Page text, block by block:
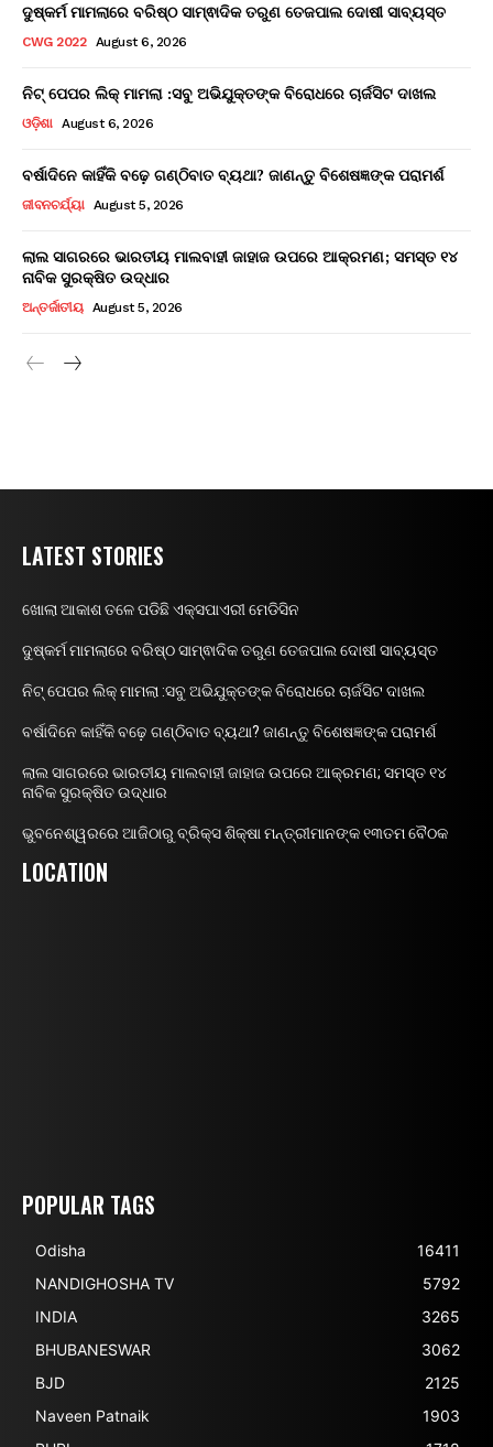
ଦୁଷ୍କର୍ମ ମାମଲାରେ ବରିଷ୍ଠ ସାମ୍ଵାଦିକ ତରୁଣ ତେଜପାଲ ଦୋଷୀ ସାବ୍ୟସ୍ତ
CWG 2022 August 6, 2026
ନିଟ୍ ପେପର ଲିକ୍ ମାମଲା :ସବୁ ଅଭିଯୁକ୍ତଙ୍କ ବିରୋଧରେ ଚାର୍ଜସିଟ ଦାଖଲ
ଓଡ଼ିଶା August 6, 2026
ବର୍ଷାଦିନେ କାହିଁକି ବଢ଼େ ଗଣ୍ଠିବାତ ବ୍ୟଥା? ଜାଣନ୍ତୁ ବିଶେଷଜ୍ଞଙ୍କ ପରାମର୍ଶ
ଜୀବନଚର୍ଯ୍ୟା August 5, 2026
ଲାଲ ସାଗରରେ ଭାରତୀୟ ମାଲବାହୀ ଜାହାଜ ଉପରେ ଆକ୍ରମଣ; ସମସ୍ତ ୧୪
ନାବିକ ସୁରକ୍ଷିତ ଉଦ୍ଧାର
ଅନ୍ତର୍ଜାତୀୟ August 5, 2026
LATEST STORIES
ଖୋଲା ଆକାଶ ତଳେ ପଡିଛି ଏକ୍ସପାଏରୀ ମେଡିସିନ
ଦୁଷ୍କର୍ମ ମାମଲାରେ ବରିଷ୍ଠ ସାମ୍ଵାଦିକ ତରୁଣ ତେଜପାଲ ଦୋଷୀ ସାବ୍ୟସ୍ତ
ନିଟ୍ ପେପର ଲିକ୍ ମାମଲା :ସବୁ ଅଭିଯୁକ୍ତଙ୍କ ବିରୋଧରେ ଚାର୍ଜସିଟ ଦାଖଲ
ବର୍ଷାଦିନେ କାହିଁକି ବଢ଼େ ଗଣ୍ଠିବାତ ବ୍ୟଥା? ଜାଣନ୍ତୁ ବିଶେଷଜ୍ଞଙ୍କ ପରାମର୍ଶ
ଲାଲ ସାଗରରେ ଭାରତୀୟ ମାଲବାହୀ ଜାହାଜ ଉପରେ ଆକ୍ରମଣ; ସମସ୍ତ ୧୪
ନାବିକ ସୁରକ୍ଷିତ ଉଦ୍ଧାର
ଭୁବନେଶ୍ୱରରେ ଆଜିଠାରୁ ବ୍ରିକ୍ସ ଶିକ୍ଷା ମନ୍ତ୍ରୀମାନଙ୍କ ୧୩ତମ ବୈଠକ
LOCATION
POPULAR TAGS
Odisha
16411
NANDIGHOSHA TV
5792
INDIA
3265
BHUBANESWAR
3062
BJD
2125
Naveen Patnaik
1903